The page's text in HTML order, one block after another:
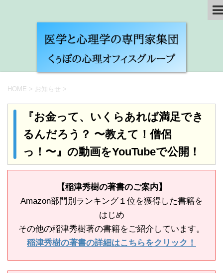
HOME > お知らせ >
『お金って、いくらあれば満足でき
るんだろう？ 〜教えて！僧侶
っ！〜』の動画をYouTubeで公開！
【稲津秀樹の著書のご案内】
Amazon部門別ランキング１位を獲得した書籍を
はじめ
その他の稲津秀樹著の書籍をご紹介しています。
稲津秀樹の著書の詳細はこちらをクリック！